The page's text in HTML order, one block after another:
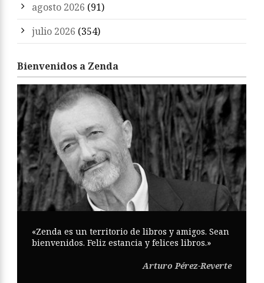
agosto 2026 (91)
julio 2026 (354)
Bienvenidos a Zenda
«Zenda es un territorio de libros y amigos. Sean
bienvenidos. Feliz estancia y felices libros.»
Arturo Pérez-Reverte